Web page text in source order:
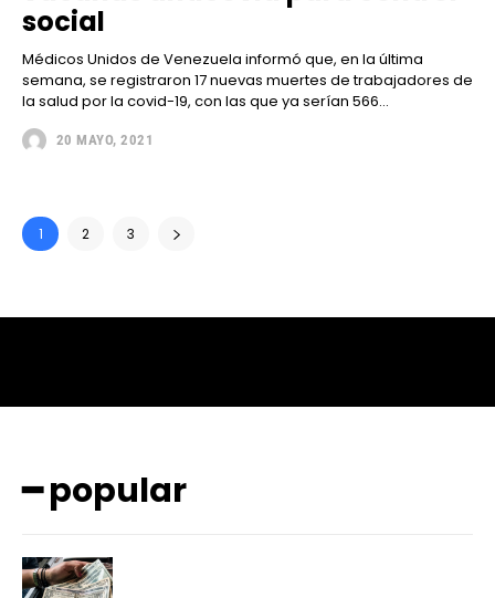
social
Médicos Unidos de Venezuela informó que, en la última
semana, se registraron 17 nuevas muertes de trabajadores de
la salud por la covid-19, con las que ya serían 566...
20 MAYO, 2021
1 2 3
━ popular